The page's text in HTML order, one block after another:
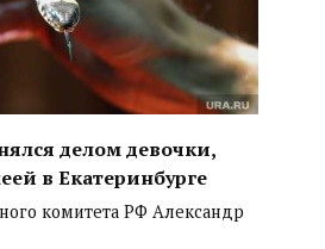
делом девочки,
в Екатеринбурге
комитета РФ Александр